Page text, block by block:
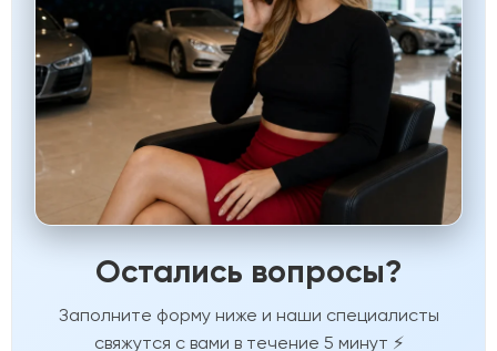
Остались вопросы?
Заполните форму ниже и наши специалисты
свяжутся с вами в течение 5 минут ⚡